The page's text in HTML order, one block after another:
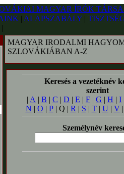
| ALAPSZABÁLY |
|
MAGYAR IRODALMI
SZLOVÁKIÁBAN A-Z
Keresés a vezetéknév
szerint
| A | B | C | D | E | F | G | H | I
N | O | P| Q | R | S | T| U | V
Személynév